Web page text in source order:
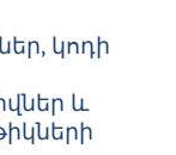
կոդի
և